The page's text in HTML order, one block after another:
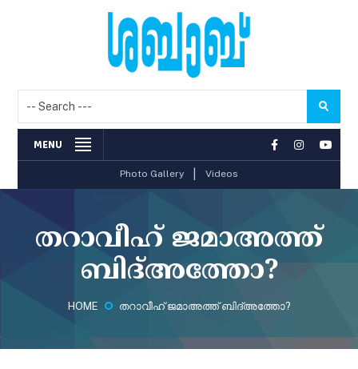
MENU
Photo Gallery Videos
തറാവീഹ് ജമാഅത്ത്
ബിദ്അത്തോ?
HOME തറാവീഹ് ജമാഅത്ത് ബിദ്അത്തോ?